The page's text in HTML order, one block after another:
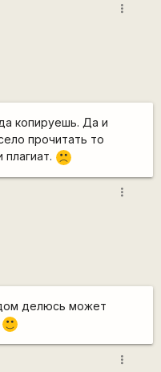
more_vert
копируешь. Да и
прочитать то
:(
more_vert
делюсь может
:)
more_vert